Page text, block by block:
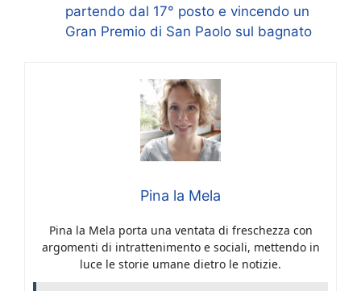
partendo dal 17° posto e vincendo un
Gran Premio di San Paolo sul bagnato
Pina la Mela
Pina la Mela porta una ventata di freschezza con
argomenti di intrattenimento e sociali, mettendo in
luce le storie umane dietro le notizie.